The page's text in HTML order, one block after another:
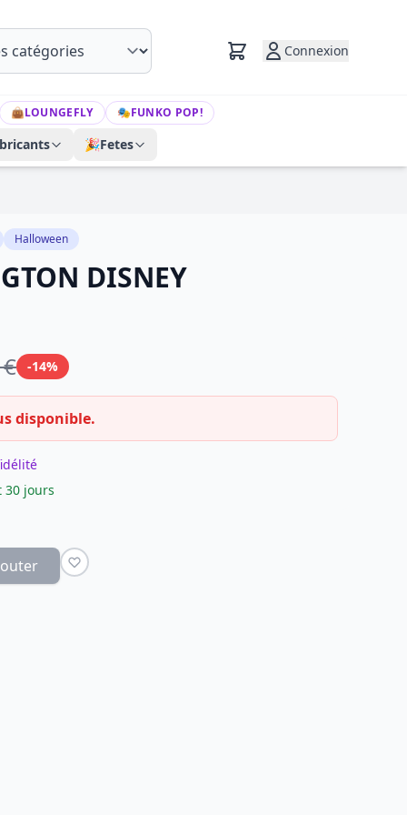
Connexion
👜LOUNGEFLY 🎭FUNKO POP!
🎉Fetes
Halloween
DISNEY
-14%
disponible.
30 jours